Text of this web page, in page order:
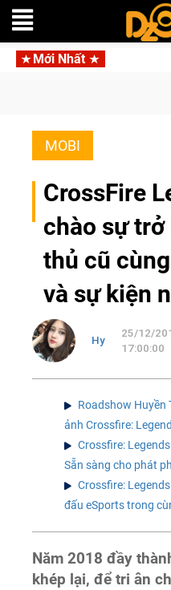
Mới Nhất Trang bị
MOBI
CrossFire
chào sự
thủ cũ
và sự kiện
Hy
25/12/
17:00:00
Roadshow Huyền
ảnh Crossfire:
Crossfire:
Sẵn sàng cho phát
Crossfire:
đấu eSports trong
Năm 2018 đầy
khép lại, để tri ân